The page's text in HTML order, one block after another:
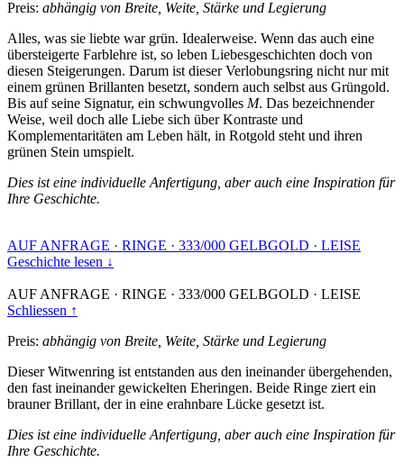
Preis: abhängig von Breite, Weite, Stärke und Legierung
Alles, was sie liebte war grün. Idealerweise. Wenn das auch eine
übersteigerte Farblehre ist, so leben Liebesgeschichten doch von
diesen Steigerungen. Darum ist dieser Verlobungsring nicht nur mit
einem grünen Brillanten besetzt, sondern auch selbst aus Grüngold.
Bis auf seine Signatur, ein schwungvolles M. Das bezeichnender
Weise, weil doch alle Liebe sich über Kontraste und
Komplementaritäten am Leben hält, in Rotgold steht und ihren
grünen Stein umspielt.
Dies ist eine individuelle Anfertigung, aber auch eine Inspiration für
Ihre Geschichte.
AUF ANFRAGE · RINGE · 333/000 GELBGOLD · LEISE
Geschichte lesen ↓
AUF ANFRAGE · RINGE · 333/000 GELBGOLD · LEISE
Schliessen ↑
Preis: abhängig von Breite, Weite, Stärke und Legierung
Dieser Witwenring ist entstanden aus den ineinander übergehenden,
den fast ineinander gewickelten Eheringen. Beide Ringe ziert ein
brauner Brillant, der in eine erahnbare Lücke gesetzt ist.
Dies ist eine individuelle Anfertigung, aber auch eine Inspiration für
Ihre Geschichte.